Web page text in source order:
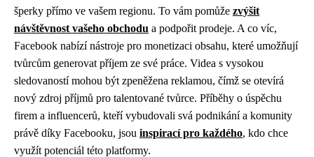
šperky přímo ve vašem regionu. To vám pomůže zvýšit
návštěvnost vašeho obchodu a podpořit prodeje. A co víc,
Facebook nabízí nástroje pro monetizaci obsahu, které umožňují
tvůrcům generovat příjem ze své práce. Videa s vysokou
sledovaností mohou být zpeněžena reklamou, čímž se otevírá
nový zdroj příjmů pro talentované tvůrce. Příběhy o úspěchu
firem a influencerů, kteří vybudovali svá podnikání a komunity
právě díky Facebooku, jsou inspirací pro každého, kdo chce
využít potenciál této platformy.